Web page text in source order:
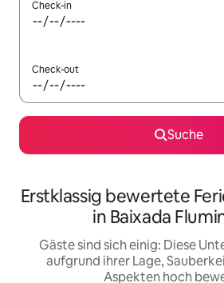
Check-in
Check-out
Suche
Erstklassig bewertete
in Baixada
Gäste sind sich einig: Diese
aufgrund ihrer Lage,
Aspekten hoch